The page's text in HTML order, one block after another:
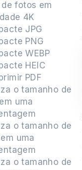
fotos em
4K
JPG
PNG
WEBP
HEIC
PDF
o tamanho de
uma
o tamanho de
uma
o tamanho de